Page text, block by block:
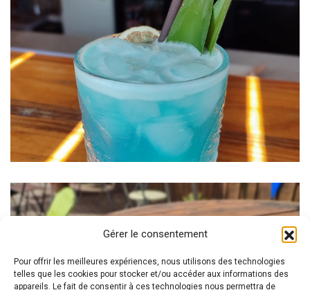
Gérer le consentement
Pour offrir les meilleures expériences, nous utilisons des technologies
telles que les cookies pour stocker et/ou accéder aux informations des
appareils. Le fait de consentir à ces technologies nous permettra de